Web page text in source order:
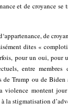
et de croyance
de
dites «
pour un oui,
entre
de Trump ou de
violence montent
la stigmatisation